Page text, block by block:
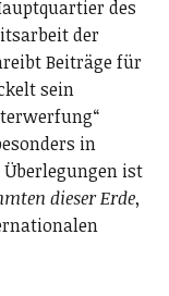
des
der
Beiträge für
sein
in
ist
dieser Erde,